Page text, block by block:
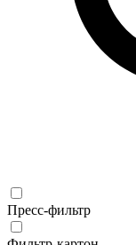
Пресс-фильтр